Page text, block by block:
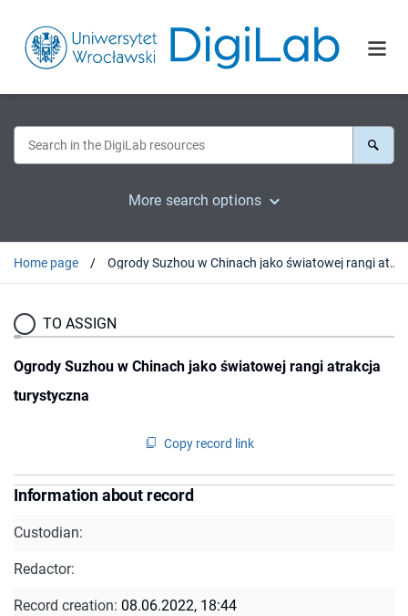
More search options
Home page Ogrody Suzhou w Chinach jako światowej rangi atrakcja turystyczna
TO ASSIGN
Ogrody Suzhou w Chinach jako światowej rangi atrakcja
turystyczna
Copy record link
Information about record
Custodian:
Redactor:
Record creation: 08.06.2022, 18:44